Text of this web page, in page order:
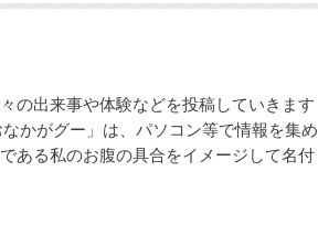
の出来事や体験などを投稿していきます
かがグー」は、パソコン等で情報を集め
ある私のお腹の具合をイメージして名付